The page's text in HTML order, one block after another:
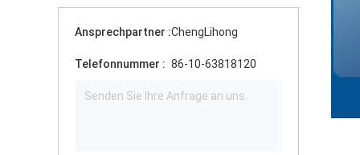
Ansprechpartner :ChengLihong
Telefonnummer : 86-10-63818120